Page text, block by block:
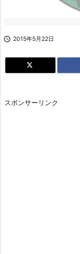
 2015年5月22日
スポンサーリンク